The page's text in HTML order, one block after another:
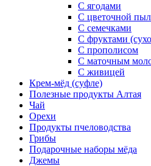
С ягодами
С цветочной
С семечками
С фруктами
С прополисом
С маточным
С живицей
Крем-мёд (суфле)
Полезные продукты Алтая
Чай
Орехи
Продукты пчеловодства
Грибы
Подарочные наборы мёда
Джемы